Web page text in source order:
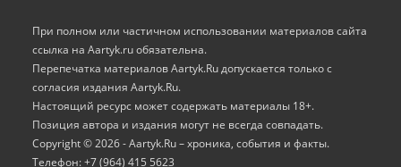
При полном или частичном использовании материалов сайта
ссылка на Aartyk.ru oбязательна.
Перепечатка материалов Aartyk.Ru допускается только с
согласия издания Aartyk.Ru.
Настоящий ресурс может содержать материалы 18+.
Позиция автора и издания могут не всегда совпадать.
Copyright © 2026 - Aartyk.Ru – хроника, события и факты.
Телефон: +7 (964) 415 5623